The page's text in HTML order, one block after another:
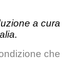
a cura
che